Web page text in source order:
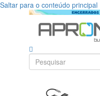
Saltar para o conteúdo principal